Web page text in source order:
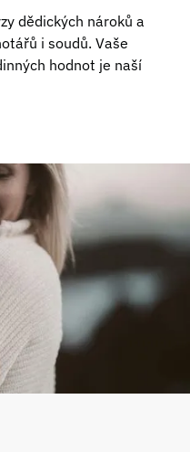
dědických nároků a
i soudů. Vaše
hodnot je naší